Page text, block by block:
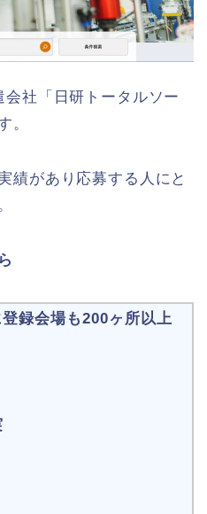
社「日研トータルソー
。
績があり応募する人にと
録会場も200ヶ所以上